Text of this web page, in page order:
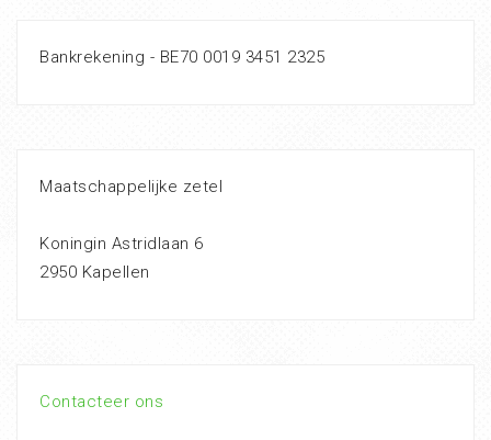
Bankrekening - BE70 0019 3451 2325
Maatschappelijke zetel
Koningin Astridlaan 6
2950 Kapellen
Contacteer ons